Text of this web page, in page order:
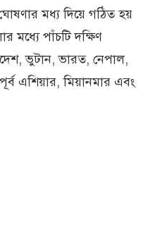
মধ্য দিয়ে গঠিত হয়
মধ্যে পাঁচটি দক্ষিণ
ভুটান, ভারত, নেপাল,
পূর্ব এশিয়ার, মিয়ানমার এবং